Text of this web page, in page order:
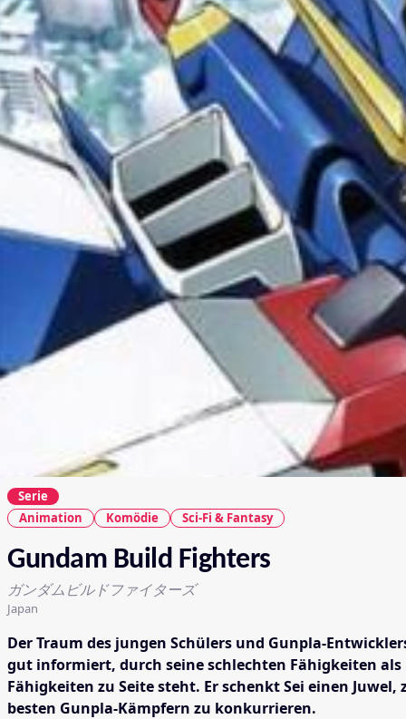
Serie
Animation
Komödie Sci-Fi & Fantasy
Gundam Build Fighters
ガンダムビルドファイターズ
Japan
Der Traum des jungen Schülers und Gunpla-
gut informiert, durch seine schlechten Fähigkeiten
Fähigkeiten zu Seite steht. Er schenkt Sei einen
besten Gunpla-Kämpfern zu konkurrieren.